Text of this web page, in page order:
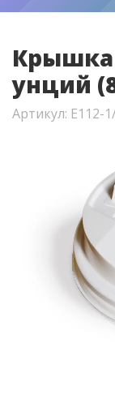
Крышка
унций
Артикул: E112-